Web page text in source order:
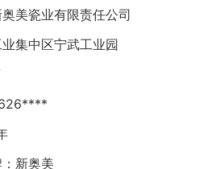
美瓷业有限责任公司
集中区宁武工业园
新奥美